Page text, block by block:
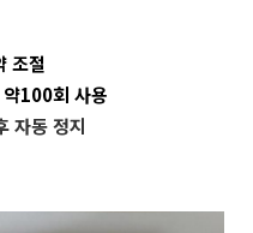
조절
100회 사용
자동 정지